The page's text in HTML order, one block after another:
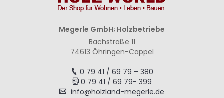
Megerle GmbH; Holzbetriebe
Bachstraße 11
74613 Öhringen-Cappel
0 79 41 / 69 79 – 380
0 79 41 / 69 79- 399
info@holzland-megerle.de